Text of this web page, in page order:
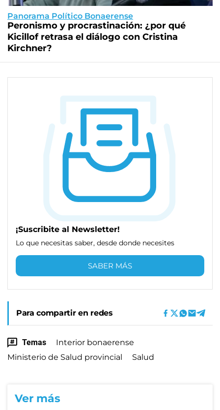
Panorama Político Bonaerense
Peronismo y procrastinación: ¿por qué
Kicillof retrasa el diálogo con Cristina
Kirchner?
¡Suscribite al Newsletter!
Lo que necesitas saber, desde donde necesites
SABER MÁS
Para compartir en redes
Temas
Interior bonaerense
Ministerio de Salud provincial
Salud
Ver más